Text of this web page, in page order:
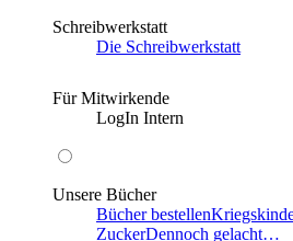
Schreibwerkstatt
Die Schreibwerkstatt
Für Mitwirkende
LogIn Intern
Unsere Bücher
Bücher bestellen
ZuckerDennoch gelacht…